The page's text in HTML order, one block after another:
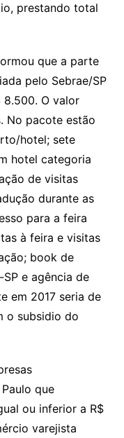
prestando total
que a parte
pelo Sebrae/SP
8.500. O valor
No pacote estão
hotel; sete
hotel categoria
de visitas
durante as
para a feira
à feira e visitas
book de
e agência de
em 2017 seria de
o subsidio do
que
ou inferior a R$
varejista